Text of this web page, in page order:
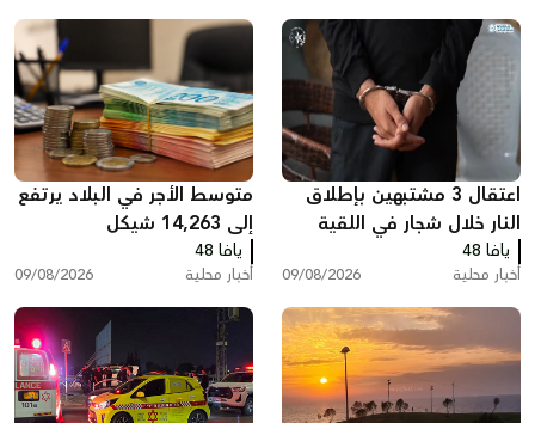
اعتقال 3 مشتبهين بإطلاق
النار خلال شجار في اللقية
يافا 48
أخبار محلية 09/08/2026
متوسط الأجر في البلاد يرتفع
إلى 14,263 شيكل
يافا 48
أخبار محلية 09/08/2026